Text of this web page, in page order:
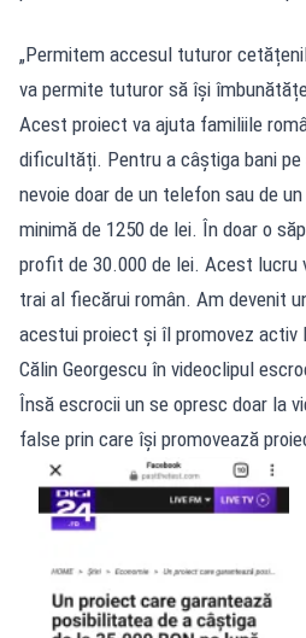
„Permitem accesul tuturor
va permite tuturor să își
Acest proiect va ajuta familiile
dificultăți. Pentru a câștiga bani
nevoie doar de un telefon sau de
minimă de 1250 de lei. În doar o
profit de 30.000 de lei. Acest lucru
trai al fiecărui român. Am devenit
acestui proiect și îl promovez activ
Călin Georgescu în videoclipul
Însă escrocii un se opresc doar la
false prin care își promovează